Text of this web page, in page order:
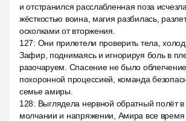
и отстранился расслабленная поза
жёсткостью воина, магия разбилась,
осколками от вторжения.
127: Они прилетели проверить тела,
Зафир, поднимаясь и игнорируя боль в
разочаруем. Спасение не было
похоронной процессией, команда
семье амиры.
128: Выглядела нервной обратный полёт
молчании и напряжении, Амира все